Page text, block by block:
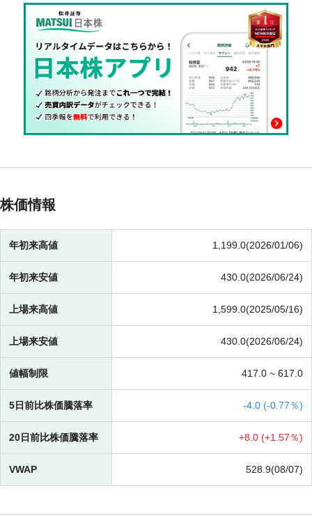
株価情報
年初来高値 1,199.0(2026/01/06)
年初来安値 430.0(2026/06/24)
上場来高値 1,599.0(2025/05/16)
上場来安値 430.0(2026/06/24)
値幅制限 417.0 ~ 617.0
5日前比株価騰落率 -4.0 (-0.77％)
20日前比株価騰落率 +8.0 (+1.57％)
VWAP 528.9(08/07)